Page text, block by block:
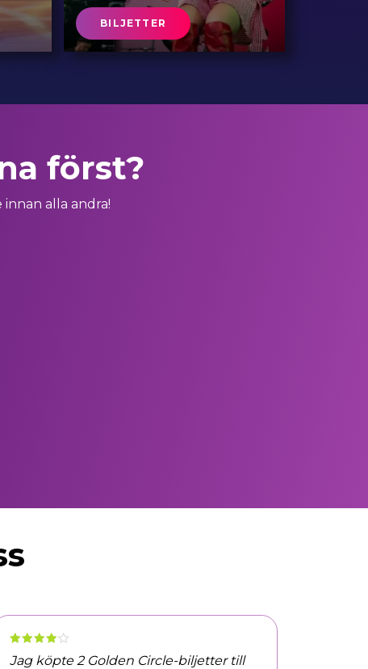
BILJETTER
först?
alla andra!
Jag köpte 2 Golden Circle-biljetter till